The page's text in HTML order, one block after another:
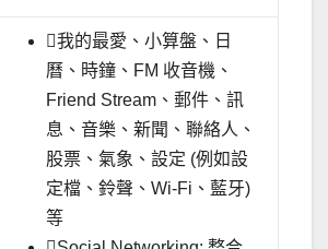
我的最愛、小算盤、日
曆、時鐘、FM 收音機、
Friend Stream、郵件、訊
息、音樂、新聞、聯絡人、
股票、氣象、設定 (例如設
定檔、鈴聲、Wi-Fi、藍牙)
等